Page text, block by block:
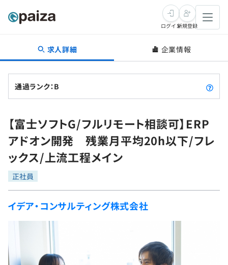
転職・キャリア
転職成功ガイド
転職エージェント
インタビュー
転職成功ガイド
新卒就活
求人検索
本選考
インターン
新卒エージェント
インタビュー
学習
問題集
4択課題
リファレンス
プログラミング言語
評価結果一覧
再チャレンジ結果一覧
ゲーム・マンガ
Tech Team Journal
paizaとは？
ログイン新規登録
求人詳細 企業情報
通過ランク：B
【富士ソフトG/フルリモート相談可】ERP
アドオン開発 残業月平均20h以下/フレ
ックス/上流工程メイン
正社員
イデア・コンサルティング株式会社